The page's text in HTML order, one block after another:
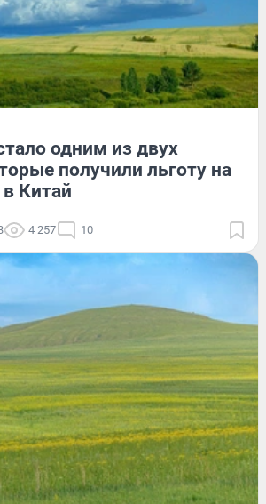
одним из двух
получили льготу на
Китай
4 257 10